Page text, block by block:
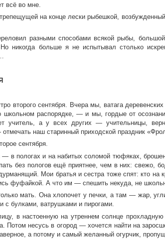
всё во мне.
на конце лески рыбешкой,
разными способами всякой рыбы,
никогда больше я не испытывал столько
второго сентября. Вчера мы, ватага
школьном распорядке, — и мы, гордые от
учитель, а у всех других — учительницы,
наш старинный приходской праздник
сентября.
— в пологах и на набитых соломой тюфяках,
без пологов ещё приятнее, чем в них: свежо,
Мои братья и сестра тоже спят: кто на
фуфайкой. А что им — спешить некуда, не
мать. Она хлопочет у печки, а там — жар,
с булками, ватрушками и пирогами.
в настоенную на утреннем солнце
Потом несусь в огород — хочется найти на
а потому и самый желанный огурчик,